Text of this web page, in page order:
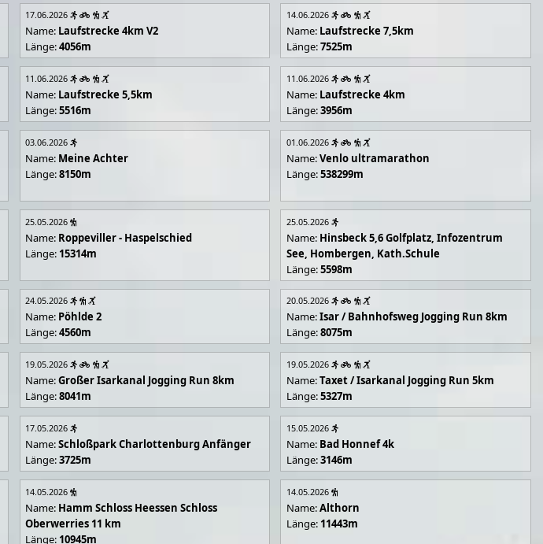
17.06.2026
Name: Laufstrecke 4km V2
Länge:4056m
14.06.2026
Name: Laufstrecke 7,5km
Länge:7525m
11.06.2026
Name: Laufstrecke 5,5km
Länge:5516m
11.06.2026
Name: Laufstrecke 4km
Länge:3956m
03.06.2026
Name: Meine Achter
Länge:8150m
01.06.2026
Name:Venlo ultramarathon
Länge:538299m
25.05.2026
Name: Roppeviller - Haspelschied
Länge: 15314m
25.05.2026
Name: Hinsbeck 5,6 Golfplatz, Infozentrum
See, Hombergen, Kath.Schule
Länge:5598m
24.05.2026
Name: Pöhlde 2
Länge:4560m
20.05.2026
Name:Isar / Bahnhofsweg Jogging Run 8km
Länge:8075m
19.05.2026
Name:Großer Isarkanal Jogging Run 8km
Länge:8041m
19.05.2026
Name:Taxet / Isarkanal Jogging Run 5km
Länge:5327m
17.05.2026
Name:Schloßpark Charlottenburg Anfänger
Länge:3725m
15.05.2026
Name: Bad Honnef 4k
Länge:3146m
14.05.2026
Name: Hamm Schloss Heessen Schloss
Oberwerries 11 km
Länge: 10945m
14.05.2026
Name:Althorn
Länge: 11443m